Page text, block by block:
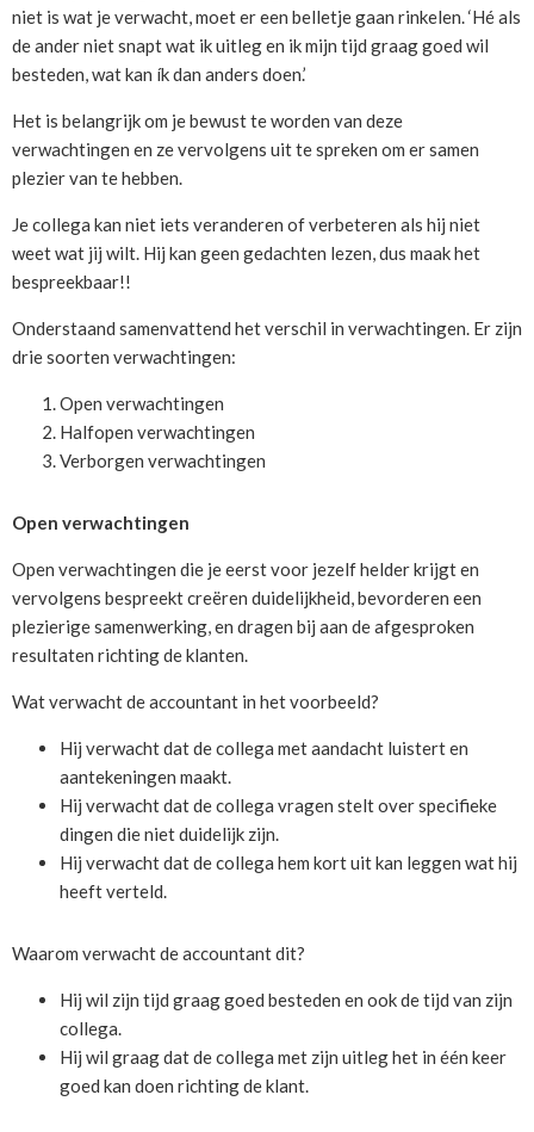
niet is wat je verwacht, moet er een belletje gaan rinkelen. ‘Hé als
de ander niet snapt wat ik uitleg en ik mijn tijd graag goed wil
besteden, wat kan ík dan anders doen.’
Het is belangrijk om je bewust te worden van deze
verwachtingen en ze vervolgens uit te spreken om er samen
plezier van te hebben.
Je collega kan niet iets veranderen of verbeteren als hij niet
weet wat jij wilt. Hij kan geen gedachten lezen, dus maak het
bespreekbaar!!
Onderstaand samenvattend het verschil in verwachtingen. Er zijn
drie soorten verwachtingen:
Open verwachtingen
Halfopen verwachtingen
Verborgen verwachtingen
Open verwachtingen
Open verwachtingen die je eerst voor jezelf helder krijgt en
vervolgens bespreekt creëren duidelijkheid, bevorderen een
plezierige samenwerking, en dragen bij aan de afgesproken
resultaten richting de klanten.
Wat verwacht de accountant in het voorbeeld?
Hij verwacht dat de collega met aandacht luistert en
aantekeningen maakt.
Hij verwacht dat de collega vragen stelt over specifieke
dingen die niet duidelijk zijn.
Hij verwacht dat de collega hem kort uit kan leggen wat hij
heeft verteld.
Waarom verwacht de accountant dit?
Hij wil zijn tijd graag goed besteden en ook de tijd van zijn
collega.
Hij wil graag dat de collega met zijn uitleg het in één keer
goed kan doen richting de klant.